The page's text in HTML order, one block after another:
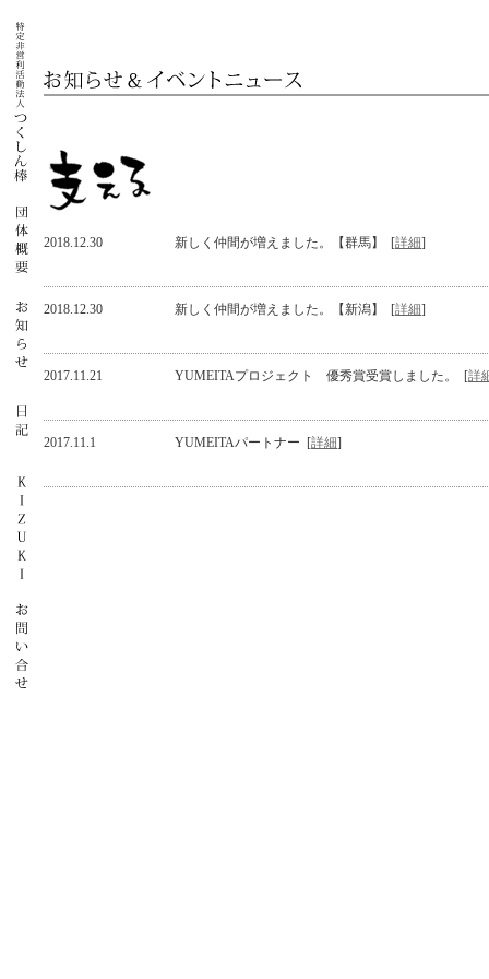
2018.12.30 新しく仲間が増えました。【群馬】 [詳細]
2018.12.30 新しく仲間が増えました。【新潟】 [詳細]
2017.11.21 YUMEITAプロジェクト 優秀賞受賞しました。 [詳
2017.11.1 YUMEITAパートナー [詳細]